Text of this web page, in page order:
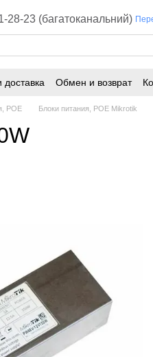
28-23 (багатоканальний)
Обмен и возврат
POE Блоки питания, POE Mikrotik